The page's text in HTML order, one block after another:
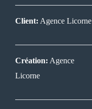
Client: Agence Licorne
Création: Agence
Licorne